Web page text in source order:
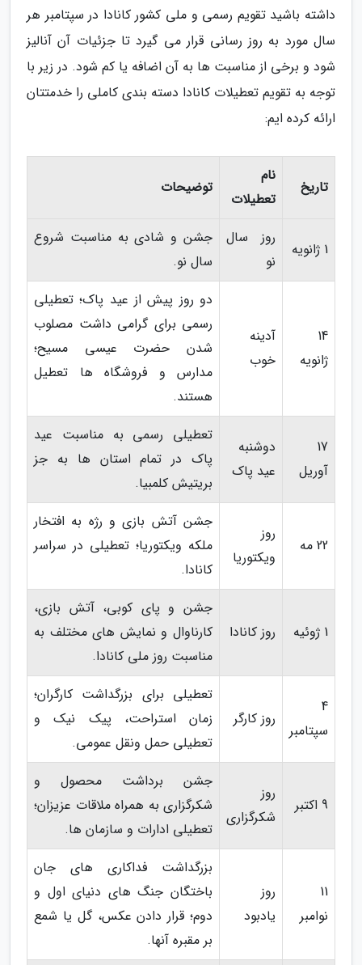
داشته باشید تقویم رسمی و ملی کشور کانادا در سپتامبر هر
سال مورد به روز رسانی قرار می گیرد تا جزئیات آن آنالیز
شود و برخی از مناسبت ها به آن اضافه یا کم شود. در زیر با
توجه به تقویم تعطیلات کانادا دسته بندی کاملی را خدمتتان
ارائه کرده ایم:
تاریخ
نام
تعطیلات
توضیحات
1 ژانویه
روز سال
نو
جشن و شادی به مناسبت شروع
سال نو.
14
ژانویه
آدینه
خوب
دو روز پیش از عید پاک؛ تعطیلی
رسمی برای گرامی داشت مصلوب
شدن حضرت عیسی مسیح؛
مدارس و فروشگاه ها تعطیل
هستند.
17
آوریل
دوشنبه
عید پاک
تعطیلی رسمی به مناسبت عید
پاک در تمام استان ها به جز
بریتیش کلمبیا.
22 مه
روز
ویکتوریا
جشن آتش بازی و رژه به افتخار
ملکه ویکتوریا؛ تعطیلی در سراسر
کانادا.
1 ژوئیه روز کانادا
جشن و پای کوبی، آتش بازی،
کارناوال و نمایش های مختلف به
مناسبت روز ملی کانادا.
4
سپتامبر
روز کارگر
تعطیلی برای بزرگداشت کارگران؛
زمان استراحت، پیک نیک و
تعطیلی حمل ونقل عمومی.
9 اکتبر
روز
شکرگزاری
جشن برداشت محصول و
شکرگزاری به همراه ملاقات عزیزان؛
تعطیلی ادارات و سازمان ها.
11
نوامبر
روز
یادبود
بزرگداشت فداکاری های جان
باختگان جنگ های دنیای اول و
دوم؛ قرار دادن عکس، گل یا شمع
بر مقبره آنها.